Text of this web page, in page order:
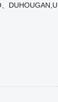
DUHOUGAN,U